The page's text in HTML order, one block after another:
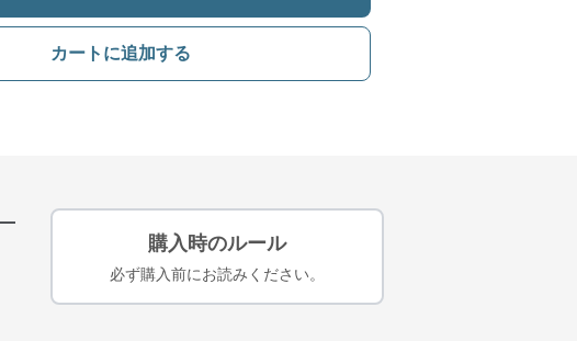
カートに追加する
購入時のルール
必ず購入前にお読みください。